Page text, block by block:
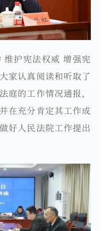
护宪法权威 增强宪
家认真阅读和听取了
庭的工作情况通报，
在充分肯定其工作成
好人民法院工作提出